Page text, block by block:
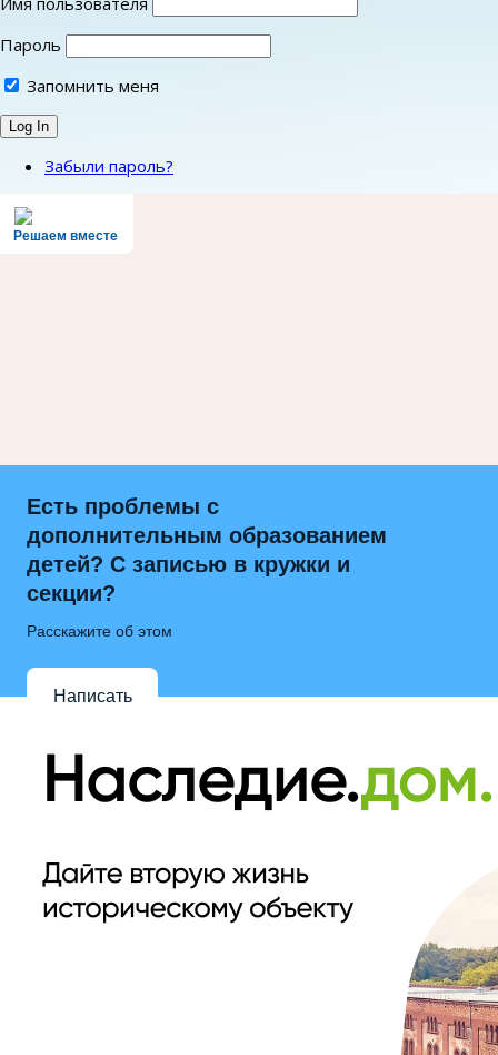
Пароль
Запомнить меня
Забыли пароль?
Решаем вместе
Есть проблемы с
дополнительным образованием
детей? С записью в кружки и
секции?
Расскажите об этом
Написать